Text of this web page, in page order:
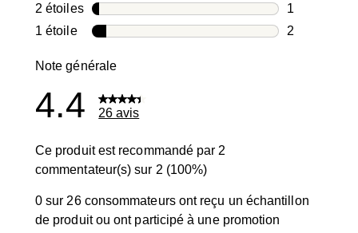
0 avis avec
2 étoilesétoiles
1
1 avis avec
1 étoileétoiles
2
Note générale
4.4 26 avis
Ce produit est recommandé par 2
commentateur(s) sur 2 (100%)
0 sur 26 consommateurs ont reçu un échantillon
de produit ou ont participé à une promotion